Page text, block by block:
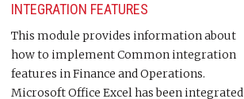
INTEGRATION FEATURES
This module provides information about
how to implement Common integration
features in Finance and Operations.
Microsoft Office Excel has been integrated